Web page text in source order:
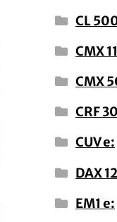
CL
CMX
CMX
CRF
CUV e:
DAX
EM1 e: